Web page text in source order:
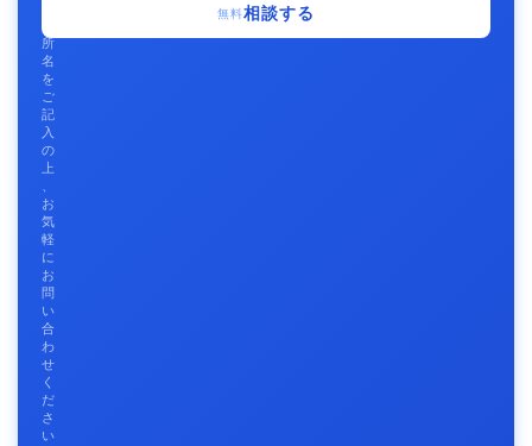
所
名
を
ご
記
入
の
上
、
お
気
軽
に
お
問
い
合
わ
せ
く
だ
さ
い
無料相談する